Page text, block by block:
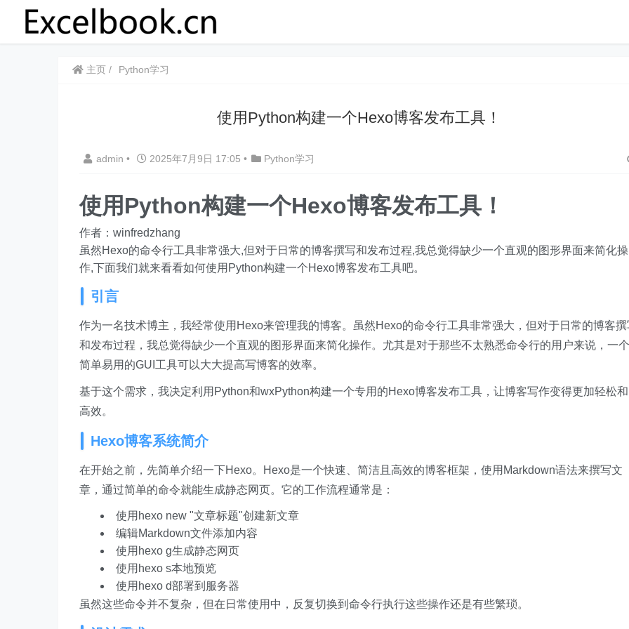
主页 Python学习
使用Python构建一个Hexo博客发布工具！
admin • 2025年7月9日 17:05 • Python学习
使用Python构建一个Hexo博客发布工具！
作者：winfredzhang
虽然Hexo的命令行工具非常强大,但对于日常的博客撰写和发布过程,我总觉得缺少一个直观的图形界面来简化操
作,下面我们就来看看如何使用Python构建一个Hexo博客发布工具吧。
引言
作为一名技术博主，我经常使用Hexo来管理我的博客。虽然Hexo的命令行工具非常强大，但对于日常的博客撰
和发布过程，我总觉得缺少一个直观的图形界面来简化操作。尤其是对于那些不太熟悉命令行的用户来说，一个
简单易用的GUI工具可以大大提高写博客的效率。
基于这个需求，我决定利用Python和wxPython构建一个专用的Hexo博客发布工具，让博客写作变得更加轻松和
高效。
Hexo博客系统简介
在开始之前，先简单介绍一下Hexo。Hexo是一个快速、简洁且高效的博客框架，使用Markdown语法来撰写文
章，通过简单的命令就能生成静态网页。它的工作流程通常是：
使用hexo new "文章标题"创建新文章
编辑Markdown文件添加内容
使用hexo g生成静态网页
使用hexo s本地预览
使用hexo d部署到服务器
虽然这些命令并不复杂，但在日常使用中，反复切换到命令行执行这些操作还是有些繁琐。